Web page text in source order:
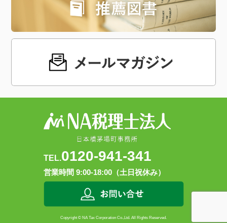
TEL.0120-941-341
営業時間 9:00-18:00（土日祝休み）
Copyright © NA Tax Corporation Co.,Ltd. All Rights Reserved.